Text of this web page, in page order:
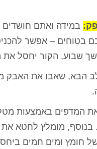
במידה ואתם חושדים
בטוחים – אפשר
שבוע, הקור יחסל את
הבא, שאבו את האבק
המדפים באמצעות
בנוסף, מומלץ לחטא
חומץ ומים חמים